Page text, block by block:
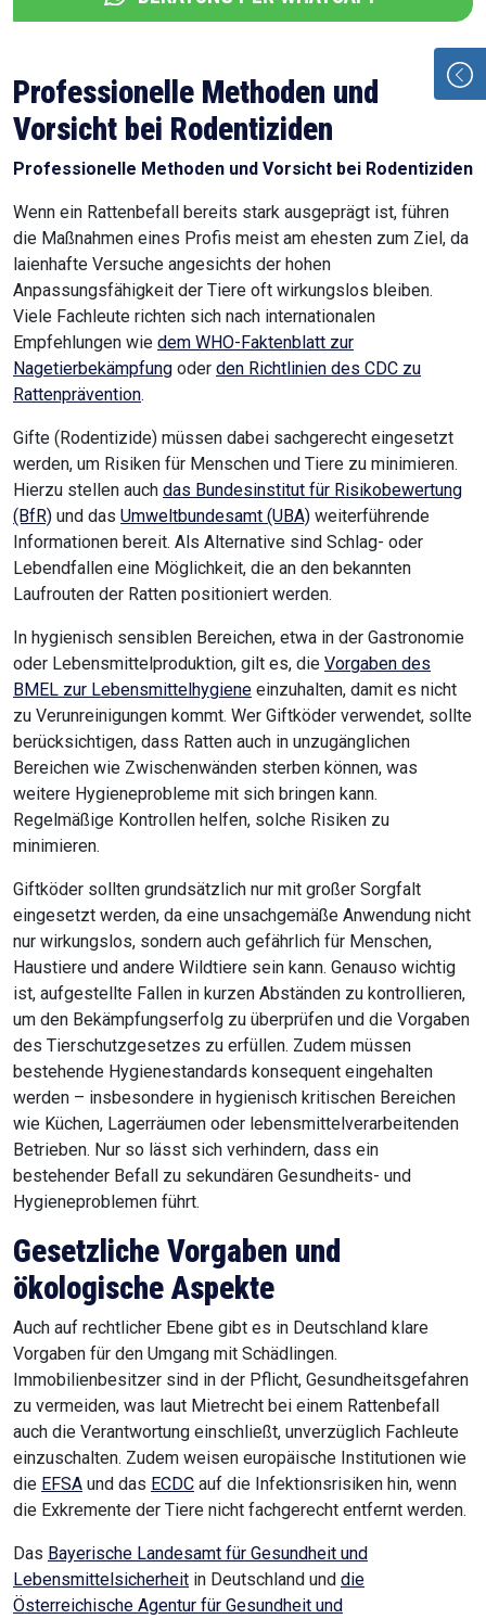
Professionelle Methoden und
Vorsicht bei Rodentiziden
Professionelle Methoden und Vorsicht bei Rodentiziden
Wenn ein Rattenbefall bereits stark ausgeprägt ist, führen
die Maßnahmen eines Profis meist am ehesten zum Ziel, da
laienhafte Versuche angesichts der hohen
Anpassungsfähigkeit der Tiere oft wirkungslos bleiben.
Viele Fachleute richten sich nach internationalen
Empfehlungen wie dem WHO-Faktenblatt zur
Nagetierbekämpfung oder den Richtlinien des CDC zu
Rattenprävention.
Gifte (Rodentizide) müssen dabei sachgerecht eingesetzt
werden, um Risiken für Menschen und Tiere zu minimieren.
Hierzu stellen auch das Bundesinstitut für Risikobewertung
(BfR) und das Umweltbundesamt (UBA) weiterführende
Informationen bereit. Als Alternative sind Schlag- oder
Lebendfallen eine Möglichkeit, die an den bekannten
Laufrouten der Ratten positioniert werden.
In hygienisch sensiblen Bereichen, etwa in der Gastronomie
oder Lebensmittelproduktion, gilt es, die Vorgaben des
BMEL zur Lebensmittelhygiene einzuhalten, damit es nicht
zu Verunreinigungen kommt. Wer Giftköder verwendet, sollte
berücksichtigen, dass Ratten auch in unzugänglichen
Bereichen wie Zwischenwänden sterben können, was
weitere Hygieneprobleme mit sich bringen kann.
Regelmäßige Kontrollen helfen, solche Risiken zu
minimieren.
Giftköder sollten grundsätzlich nur mit großer Sorgfalt
eingesetzt werden, da eine unsachgemäße Anwendung nicht
nur wirkungslos, sondern auch gefährlich für Menschen,
Haustiere und andere Wildtiere sein kann. Genauso wichtig
ist, aufgestellte Fallen in kurzen Abständen zu kontrollieren,
um den Bekämpfungserfolg zu überprüfen und die Vorgaben
des Tierschutzgesetzes zu erfüllen. Zudem müssen
bestehende Hygienestandards konsequent eingehalten
werden – insbesondere in hygienisch kritischen Bereichen
wie Küchen, Lagerräumen oder lebensmittelverarbeitenden
Betrieben. Nur so lässt sich verhindern, dass ein
bestehender Befall zu sekundären Gesundheits- und
Hygieneproblemen führt.
Gesetzliche Vorgaben und
ökologische Aspekte
Auch auf rechtlicher Ebene gibt es in Deutschland klare
Vorgaben für den Umgang mit Schädlingen.
Immobilienbesitzer sind in der Pflicht, Gesundheitsgefahren
zu vermeiden, was laut Mietrecht bei einem Rattenbefall
auch die Verantwortung einschließt, unverzüglich Fachleute
einzuschalten. Zudem weisen europäische Institutionen wie
die EFSA und das ECDC auf die Infektionsrisiken hin, wenn
die Exkremente der Tiere nicht fachgerecht entfernt werden.
Das Bayerische Landesamt für Gesundheit und
Lebensmittelsicherheit in Deutschland und die
Österreichische Agentur für Gesundheit und